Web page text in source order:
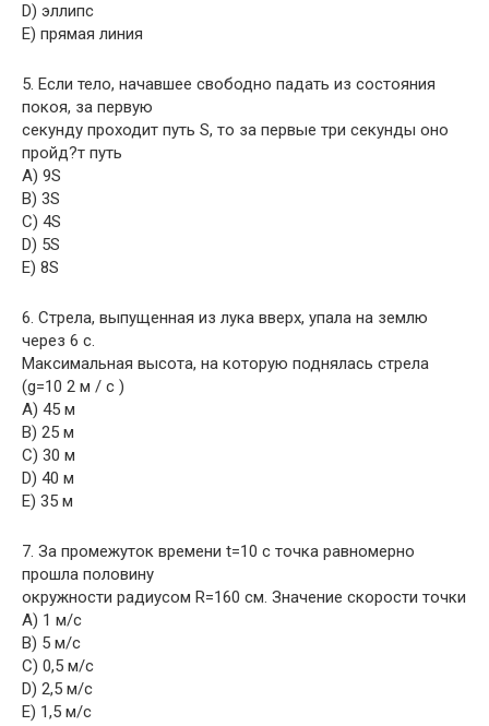
D) эллипс
E) прямая линия
5. Если тело, начавшее свободно падать из состояния
покоя, за первую
секунду проходит путь S, то за первые три секунды оно
пройд?т путь
A) 9S
B) 3S
C) 4S
D) 5S
E) 8S
6. Стрела, выпущенная из лука вверх, упала на землю
через 6 с.
Максимальная высота, на которую поднялась стрела
(g=10 2 м / с )
A) 45 м
B) 25 м
C) 30 м
D) 40 м
E) 35 м
7. За промежуток времени t=10 c точка равномерно
прошла половину
окружности радиусом R=160 см. Значение скорости точки
A) 1 м/с
B) 5 м/с
C) 0,5 м/с
D) 2,5 м/с
E) 1,5 м/с